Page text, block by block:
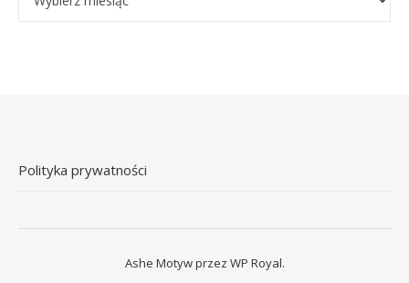
Polityka prywatności
Ashe Motyw przez WP Royal.